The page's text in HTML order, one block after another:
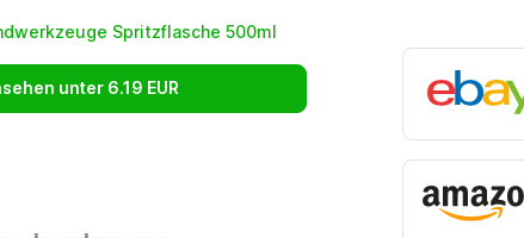
unter 6.19 EUR